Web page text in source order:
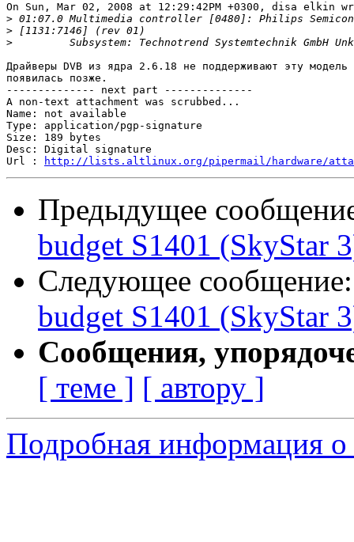
On Sun, Mar 02, 2008 at 12:29:42PM +0300, disa elkin
>
>
>
Драйверы DVB из ядра 2.6.18 не поддерживают эту
появилась позже.
-------------- next part --------------
A non-text attachment was scrubbed...
Name: not available
Type: application/pgp-signature
Size: 189 bytes
Desc: Digital signature
Url :
http://lists.altlinux.org/pipermail/hardware/
Предыдущее
budget S1401 (SkyStar
Следующее
budget S1401 (SkyStar
Сообщения,
[ теме ] [ автору ]
Подробная информация о